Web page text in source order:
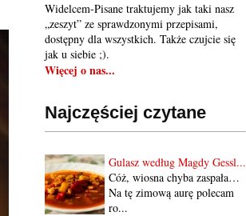
Widelcem-Pisane traktujemy jak taki nasz
„zeszyt” ze sprawdzonymi przepisami,
dostępny dla wszystkich. Także czujcie się
jak u siebie ;).
Więcej o nas...
Najczęściej czytane
Gulasz według Magdy Gessl...
Cóż, wiosna chyba zaspała…
Na tę zimową aurę polecam
ro...